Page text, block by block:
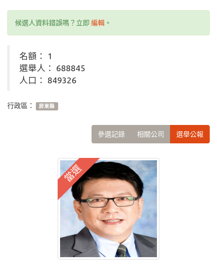
候選人資料錯誤嗎？立即 編輯 。
名額： 1
選舉人： 688845
人口： 849326
行政區： 屏東縣
參選記錄 相關公司 選舉公報
當選